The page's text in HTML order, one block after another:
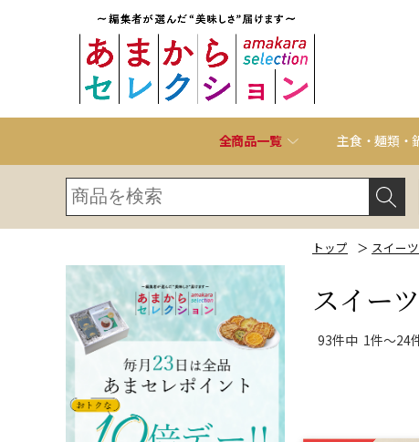
全商品一覧 主食・麺類・
トップ ＞ スイー
スイー
93件中 1件～24